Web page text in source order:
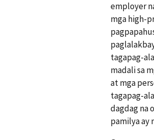
employer
mga high-
tagapag-
madali sa
at mga
tagapag-
dagdag na
pamilya ay